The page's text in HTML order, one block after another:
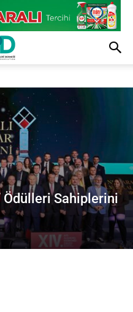
Ödülleri Sahiplerini